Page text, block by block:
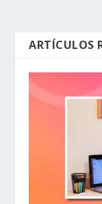
ARTÍCULOS